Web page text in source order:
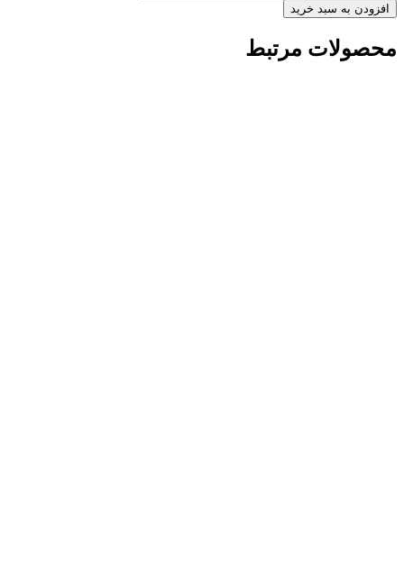
افزودن به سبد خرید
محصولات مرتبط